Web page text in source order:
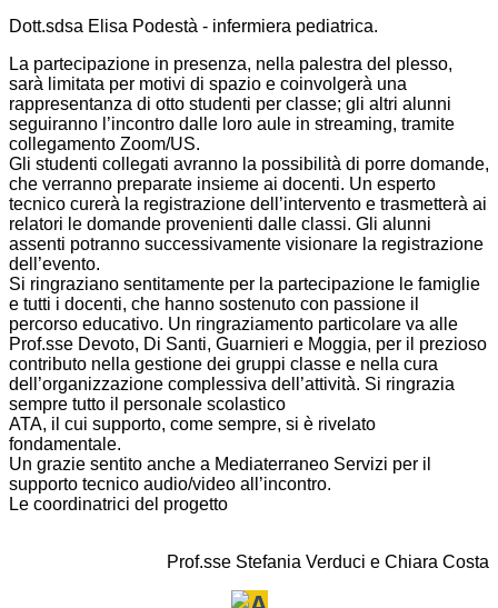
Dott.sdsa Elisa Podestà - infermiera pediatrica.
La partecipazione in presenza, nella palestra del plesso,
sarà limitata per motivi di spazio e coinvolgerà una
rappresentanza di otto studenti per classe; gli altri alunni
seguiranno l’incontro dalle loro aule in streaming, tramite
collegamento Zoom/US.
Gli studenti collegati avranno la possibilità di porre domande,
che verranno preparate insieme ai docenti. Un esperto
tecnico curerà la registrazione dell’intervento e trasmetterà ai
relatori le domande provenienti dalle classi. Gli alunni
assenti potranno successivamente visionare la registrazione
dell’evento.
Si ringraziano sentitamente per la partecipazione le famiglie
e tutti i docenti, che hanno sostenuto con passione il
percorso educativo. Un ringraziamento particolare va alle
Prof.sse Devoto, Di Santi, Guarnieri e Moggia, per il prezioso
contributo nella gestione dei gruppi classe e nella cura
dell’organizzazione complessiva dell’attività. Si ringrazia
sempre tutto il personale scolastico
ATA, il cui supporto, come sempre, si è rivelato
fondamentale.
Un grazie sentito anche a Mediaterraneo Servizi per il
supporto tecnico audio/video all’incontro.
Le coordinatrici del progetto
Prof.sse Stefania Verduci e Chiara Costa